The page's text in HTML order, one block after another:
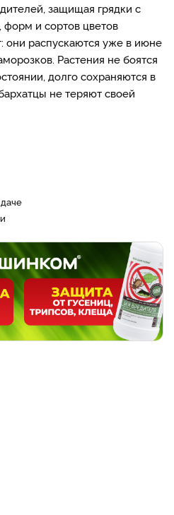
защищая грядки с
и сортов цветов
они распускаются уже в июне
Растения не боятся
долго сохраняются в
не теряют своей